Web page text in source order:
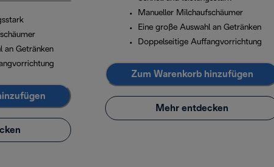
an Getränken
Manueller Milchaufschäumer
Eine große Auswahl an Getränken
Doppelseitige Auffangvorrichtung
Zum Warenkorb hinzufügen
Mehr entdecken